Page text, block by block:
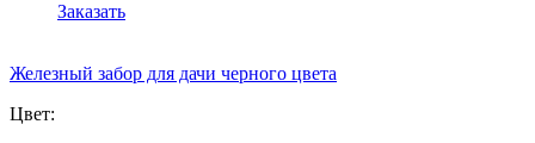
Заказать
Железный забор для дачи черного цвета
Цвет: